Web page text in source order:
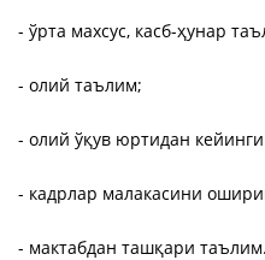
- ўрта махсус, касб-ҳунар
- олий таълим;
- олий ўқув юртидан
- кадрлар малакасини
- мактабдан ташқари таълим.